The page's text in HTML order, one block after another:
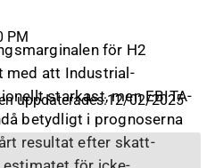
för H2
med att Industrial-
starkast, men EBITA-
betydligt i prognoserna
resultat efter skatt-
PM
uppdaterades:12/02/2025